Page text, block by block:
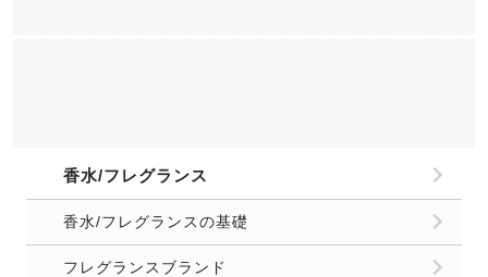
香水/フレグランス
香水/フレグランスの基礎
フレグランスブランド